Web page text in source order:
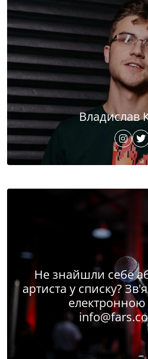
Владислав
Не знайшли себе
артиста у списку?